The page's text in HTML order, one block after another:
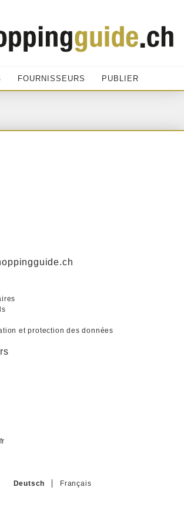
FOURNISSEURS PUBLIER
et protection des données
Deutsch Français